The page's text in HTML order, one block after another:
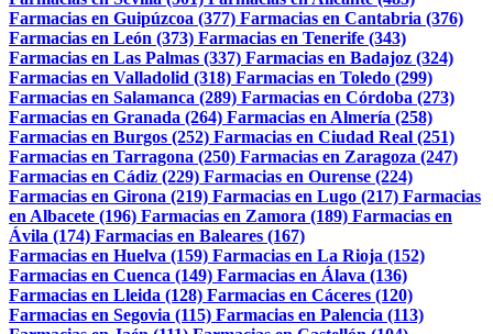
Farmacias en Guipúzcoa (377) Farmacias en Cantabria (376)
Farmacias en León (373) Farmacias en Tenerife (343)
Farmacias en Las Palmas (337) Farmacias en Badajoz (324)
Farmacias en Valladolid (318) Farmacias en Toledo (299)
Farmacias en Salamanca (289) Farmacias en Córdoba (273)
Farmacias en Granada (264) Farmacias en Almería (258)
Farmacias en Burgos (252) Farmacias en Ciudad Real (251)
Farmacias en Tarragona (250) Farmacias en Zaragoza (247)
Farmacias en Cádiz (229) Farmacias en Ourense (224)
Farmacias en Girona (219) Farmacias en Lugo (217) Farmacias
en Albacete (196) Farmacias en Zamora (189) Farmacias en
Ávila (174) Farmacias en Baleares (167)
Farmacias en Huelva (159) Farmacias en La Rioja (152)
Farmacias en Cuenca (149) Farmacias en Álava (136)
Farmacias en Lleida (128) Farmacias en Cáceres (120)
Farmacias en Segovia (115) Farmacias en Palencia (113)